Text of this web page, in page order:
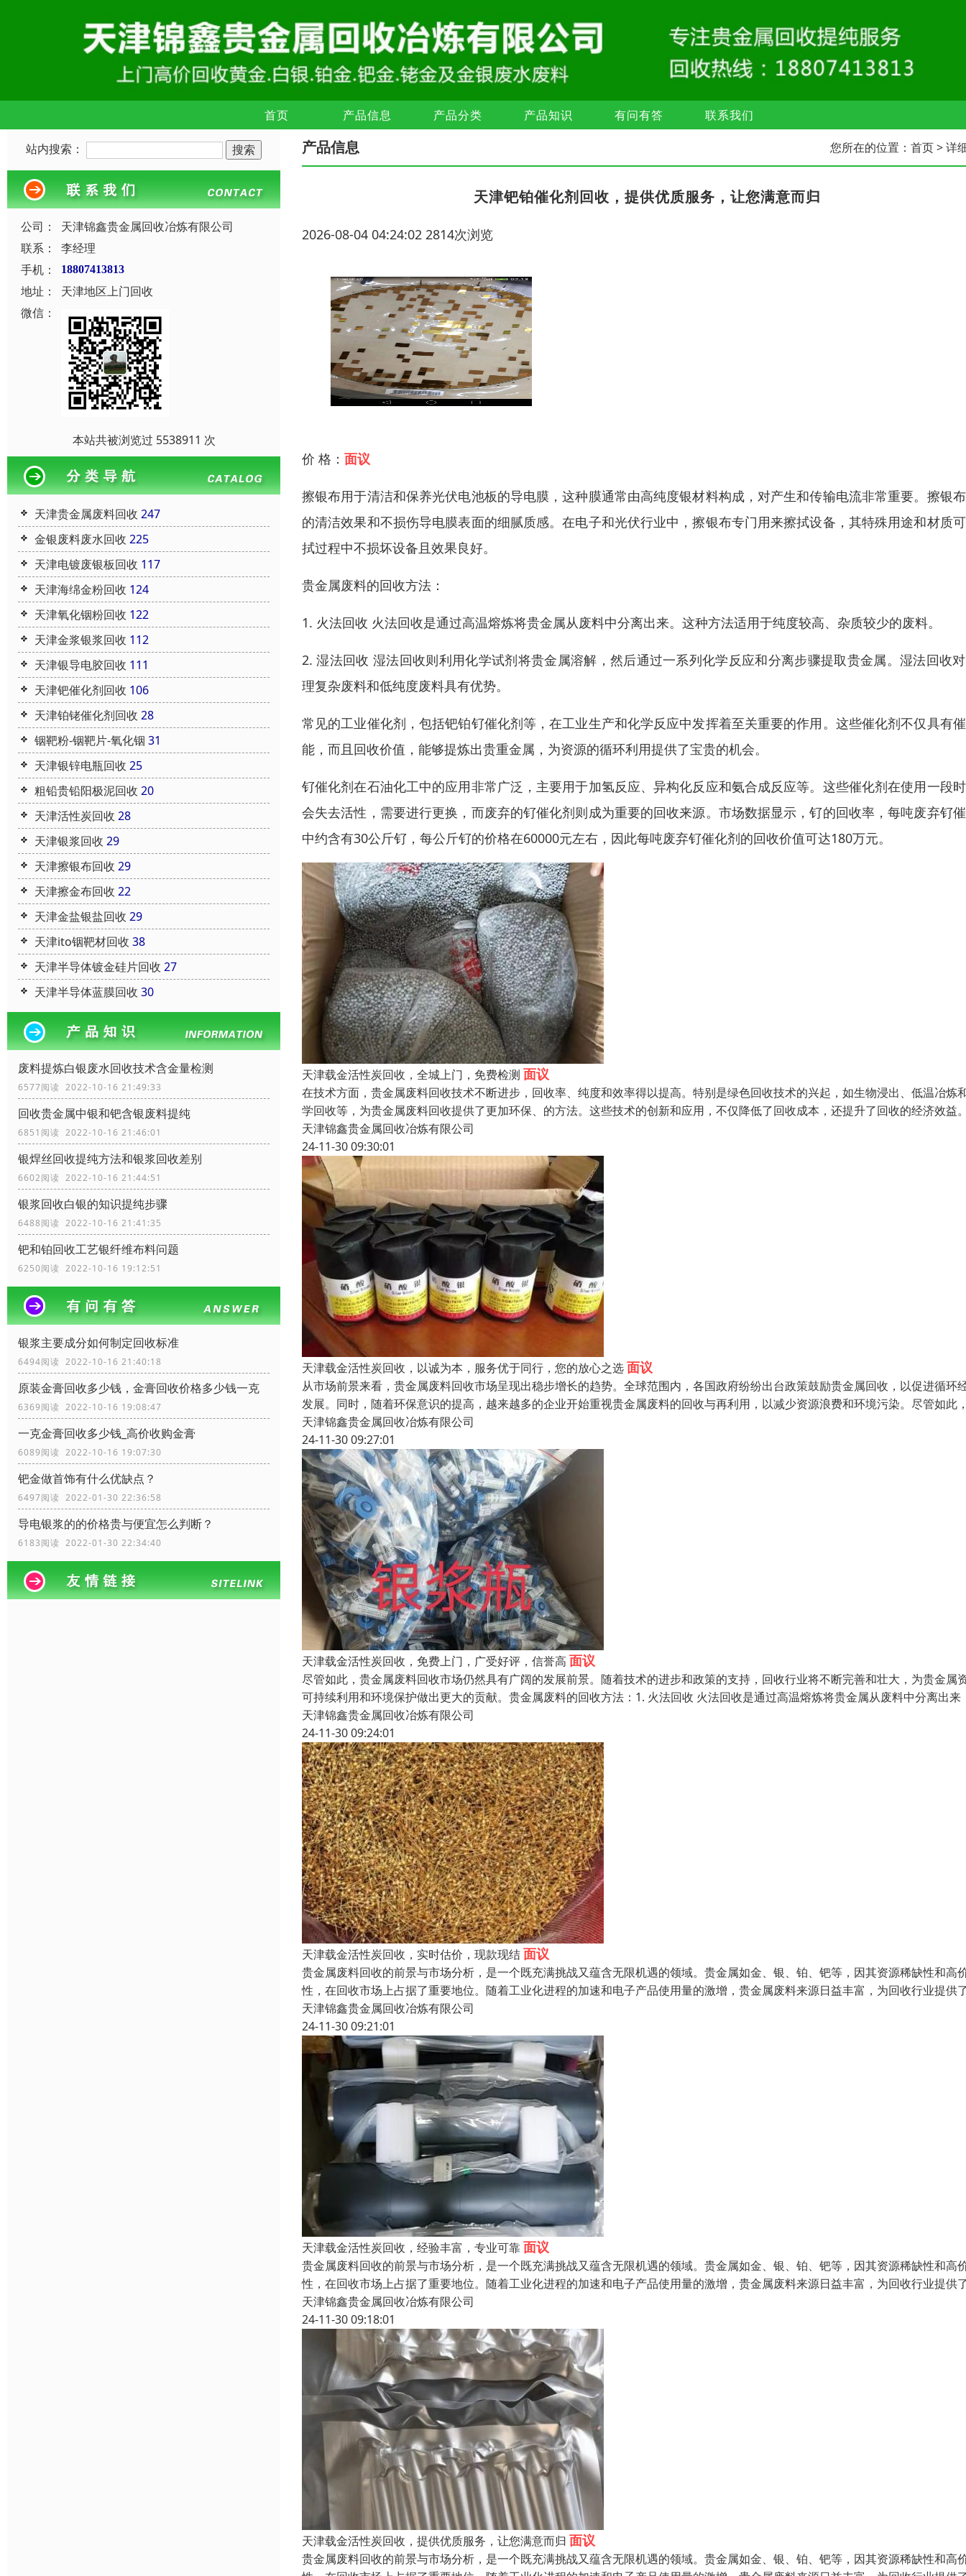
首页 产品信息 产品分类 产品知识 有问有答 联系我们
站内搜索：
公司：
天津锦鑫贵金属回收冶炼有限公司
联系：
李经理
手机：
18807413813
地址：
天津地区上门回收
微信：
本站共被浏览过 5538911 次
天津贵金属废料回收 247
金银废料废水回收 225
天津电镀废银板回收 117
天津海绵金粉回收 124
天津氧化铟粉回收 122
天津金浆银浆回收 112
天津银导电胶回收 111
天津钯催化剂回收 106
天津铂铑催化剂回收 28
铟靶粉-铟靶片-氧化铟 31
天津银锌电瓶回收 25
粗铅贵铅阳极泥回收 20
天津活性炭回收 28
天津银浆回收 29
天津擦银布回收 29
天津擦金布回收 22
天津金盐银盐回收 29
天津ito铟靶材回收 38
天津半导体镀金硅片回收 27
天津半导体蓝膜回收 30
废料提炼白银废水回收技术含金量检测
6577阅读 2022-10-16 21:49:33
回收贵金属中银和钯含银废料提纯
6851阅读 2022-10-16 21:46:01
银焊丝回收提纯方法和银浆回收差别
6602阅读 2022-10-16 21:44:51
银浆回收白银的知识提纯步骤
6488阅读 2022-10-16 21:41:35
钯和铂回收工艺银纤维布料问题
6250阅读 2022-10-16 19:12:51
银浆主要成分如何制定回收标准
6494阅读 2022-10-16 21:40:18
原装金膏回收多少钱，金膏回收价格多少钱一克
6369阅读 2022-10-16 19:08:47
一克金膏回收多少钱_高价收购金膏
6089阅读 2022-10-16 19:07:30
钯金做首饰有什么优缺点？
6497阅读 2022-01-30 22:36:58
导电银浆的的价格贵与便宜怎么判断？
6183阅读 2022-01-30 22:34:40
产品信息 您所在的位置： 首页> 详
天津钯铂催化剂回收，提供优质服务，让您满意而归
2026-08-04 04:24:02 2814次浏览
价 格： 面议
擦银布用于清洁和保养光伏电池板的导电膜，这种膜通常由高纯度银材料构成，对产生和传输电流非常重要。擦银
的清洁效果和不损伤导电膜表面的细腻质感。在电子和光伏行业中，擦银布专门用来擦拭设备，其特殊用途和材质
拭过程中不损坏设备且效果良好。
贵金属废料的回收方法：
1. 火法回收 火法回收是通过高温熔炼将贵金属从废料中分离出来。这种方法适用于纯度较高、杂质较少的废料。
2. 湿法回收 湿法回收则利用化学试剂将贵金属溶解，然后通过一系列化学反应和分离步骤提取贵金属。湿法回收
理复杂废料和低纯度废料具有优势。
常见的工业催化剂，包括钯铂钌催化剂等，在工业生产和化学反应中发挥着至关重要的作用。这些催化剂不仅具有
能，而且回收价值，能够提炼出贵重金属，为资源的循环利用提供了宝贵的机会。
钌催化剂在石油化工中的应用非常广泛，主要用于加氢反应、异构化反应和氨合成反应等。这些催化剂在使用一段
会失去活性，需要进行更换，而废弃的钌催化剂则成为重要的回收来源。市场数据显示，钌的回收率，每吨废弃钌
中约含有30公斤钌，每公斤钌的价格在60000元左右，因此每吨废弃钌催化剂的回收价值可达180万元。
天津载金活性炭回收，全城上门，免费检测 面议
在技术方面，贵金属废料回收技术不断进步，回收率、纯度和效率得以提高。特别是绿色回收技术的兴起，如生物浸出、低温冶炼
学回收等，为贵金属废料回收提供了更加环保、的方法。这些技术的创新和应用，不仅降低了回收成本，还提升了回收的经济效益
天津锦鑫贵金属回收冶炼有限公司
24-11-30 09:30:01
天津载金活性炭回收，以诚为本，服务优于同行，您的放心之选面议
从市场前景来看，贵金属废料回收市场呈现出稳步增长的趋势。全球范围内，各国政府纷纷出台政策鼓励贵金属回收，以促进循环
发展。同时，随着环保意识的提高，越来越多的企业开始重视贵金属废料的回收与再利用，以减少资源浪费和环境污染。尽管如此
天津锦鑫贵金属回收冶炼有限公司
24-11-30 09:27:01
天津载金活性炭回收，免费上门，广受好评，信誉高 面议
尽管如此，贵金属废料回收市场仍然具有广阔的发展前景。随着技术的进步和政策的支持，回收行业将不断完善和壮大，为贵金属
可持续利用和环境保护做出更大的贡献。贵金属废料的回收方法：1. 火法回收 火法回收是通过高温熔炼将贵金属从废料中分离出来
天津锦鑫贵金属回收冶炼有限公司
24-11-30 09:24:01
天津载金活性炭回收，实时估价，现款现结面议
贵金属废料回收的前景与市场分析，是一个既充满挑战又蕴含无限机遇的领域。贵金属如金、银、铂、钯等，因其资源稀缺性和高
性，在回收市场上占据了重要地位。随着工业化进程的加速和电子产品使用量的激增，贵金属废料来源日益丰富，为回收行业提供
天津锦鑫贵金属回收冶炼有限公司
24-11-30 09:21:01
天津载金活性炭回收，经验丰富，专业可靠面议
贵金属废料回收的前景与市场分析，是一个既充满挑战又蕴含无限机遇的领域。贵金属如金、银、铂、钯等，因其资源稀缺性和高
性，在回收市场上占据了重要地位。随着工业化进程的加速和电子产品使用量的激增，贵金属废料来源日益丰富，为回收行业提供
天津锦鑫贵金属回收冶炼有限公司
24-11-30 09:18:01
天津载金活性炭回收，提供优质服务，让您满意而归 面议
贵金属废料回收的前景与市场分析，是一个既充满挑战又蕴含无限机遇的领域。贵金属如金、银、铂、钯等，因其资源稀缺性和高